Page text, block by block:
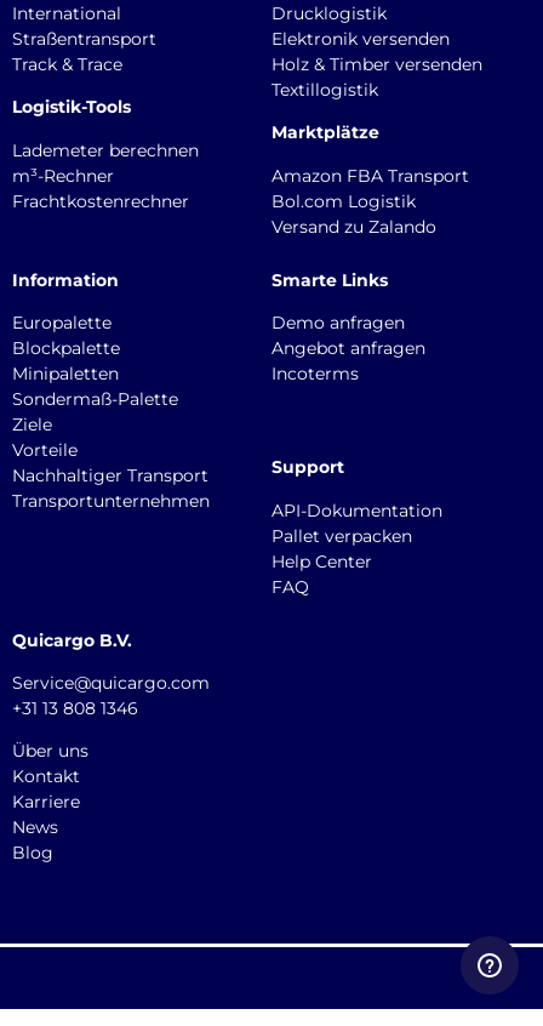
International
Straßentransport
Track & Trace
Logistik-Tools
Lademeter berechnen
m³-Rechner
Frachtkostenrechner
Drucklogistik
Elektronik versenden
Holz & Timber versenden
Textillogistik
Marktplätze
Amazon FBA Transport
Bol.com Logistik
Versand zu Zalando
Information
Europalette
Blockpalette
Minipaletten
Sondermaß-Palette
Ziele
Vorteile
Nachhaltiger Transport
Transportunternehmen
Smarte Links
Demo anfragen
Angebot anfragen
Incoterms
Support
API-Dokumentation
Pallet verpacken
Help Center
FAQ
Quicargo B.V.
Service@quicargo.com
+31 13 808 1346
Über uns
Kontakt
Karriere
News
Blog